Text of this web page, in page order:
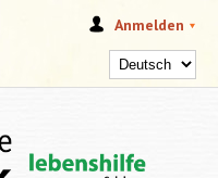
Anmelden